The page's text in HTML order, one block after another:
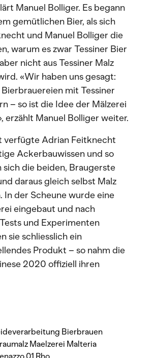
Manuel Bolliger. Es begann
gemütlichen Bier, als sich
und Manuel Bolliger die
warum es zwar Tessiner Bier
nicht aus Tessiner Malz
«Wir haben uns gesagt:
Bierbrauereien mit Tessiner
– so ist die Idee der Mälzerei
erzählt Manuel Bolliger weiter.
verfügte Adrian Feitknecht
Ackerbauwissen und so
die beiden, Braugerste
daraus gleich selbst Malz
In der Scheune wurde eine
eingebaut und nach
und Experimenten
sie schliesslich ein
Produkt – so nahm die
2020 offiziell ihren